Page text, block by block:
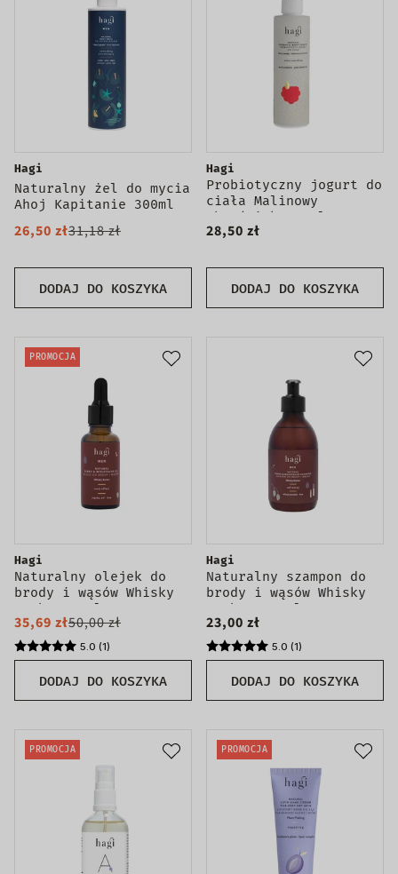
DODAJ DO KOSZYKA
Hagi
Naturalny żel do mycia
Ahoj Kapitanie 300ml
26,50 zł31,18 zł
DODAJ DO KOSZYKA
Hagi
Probiotyczny jogurt do
ciała Malinowy
Chruśniak 200ml
28,50 zł
PROMOCJA
DODAJ DO KOSZYKA
Hagi
Naturalny olejek do
brody i wąsów Whisky
Barber 30ml
35,69 zł50,00 zł
5.0 (1)
DODAJ DO KOSZYKA
Hagi
Naturalny szampon do
brody i wąsów Whisky
Barber 300ml
23,00 zł
5.0 (1)
PROMOCJA PROMOCJA